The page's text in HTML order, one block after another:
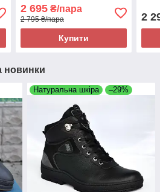
Maxus, чорні, на підошві з
піни
2 695₴/пара
2 795 ₴/пара
Купити
2
новинки
Натуральна шкіра –29%